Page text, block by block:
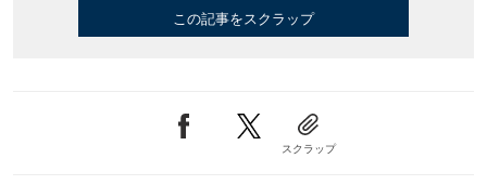
この記事をスクラップ
スクラップ